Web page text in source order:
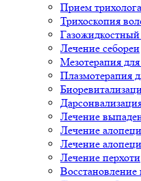
Прием трихолога
Трихоскопия
Лечение себореи
Мезотерапия
Плазмотерапия
Лечение
Лечение
Лечение
Лечение перхоти
Восстановление